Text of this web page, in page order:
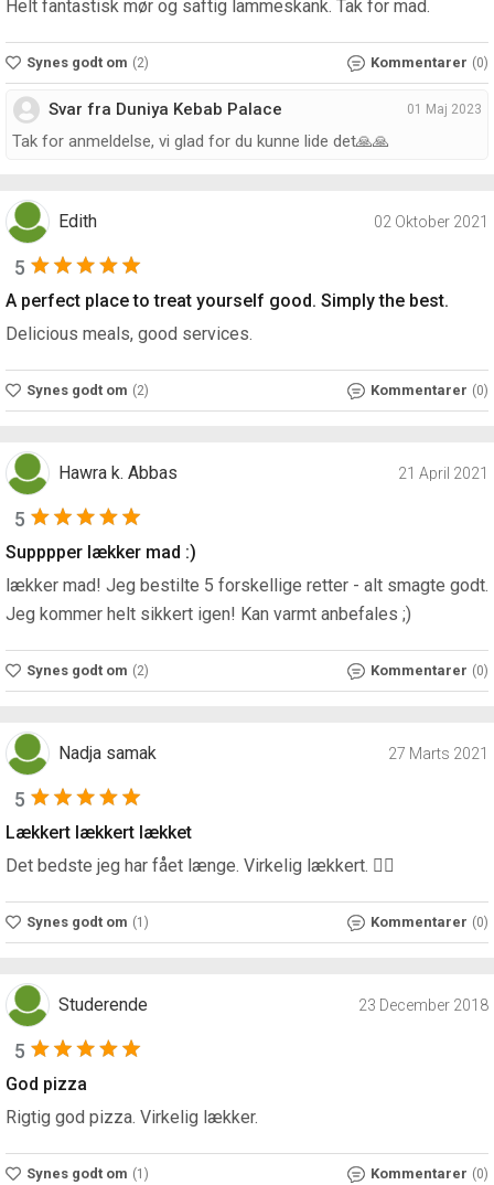
Helt fantastisk mør og saftig lammeskank. Tak for mad.
Synes godt om (2) Kommentarer (0)
Svar fra Duniya Kebab Palace 01 Maj 2023
Tak for anmeldelse, vi glad for du kunne lide det🙏🙏
Edith 02 Oktober 2021
5
A perfect place to treat yourself good. Simply the best.
Delicious meals, good services.
Synes godt om (2) Kommentarer (0)
Hawra k. Abbas 21 April 2021
5
Supppper lækker mad :)
lækker mad! Jeg bestilte 5 forskellige retter - alt smagte godt.
Jeg kommer helt sikkert igen! Kan varmt anbefales ;)
Synes godt om (2) Kommentarer (0)
Nadja samak 27 Marts 2021
5
Lækkert lækkert lækket
Det bedste jeg har fået længe. Virkelig lækkert. 👍🏼
Synes godt om (1) Kommentarer (0)
Studerende 23 December 2018
5
God pizza
Rigtig god pizza. Virkelig lækker.
Synes godt om (1) Kommentarer (0)